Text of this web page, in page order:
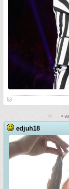
🐱
•
edjuh18